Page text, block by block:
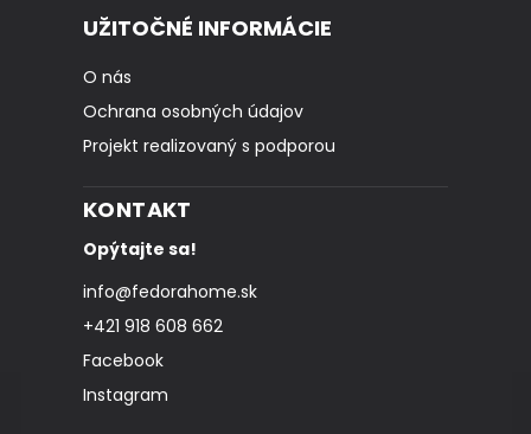
UŽITOČNÉ INFORMÁCIE
O nás
Ochrana osobných údajov
Projekt realizovaný s podporou
KONTAKT
Opýtajte sa!
info@fedorahome.sk
+421 918 608 662
Facebook
Instagram